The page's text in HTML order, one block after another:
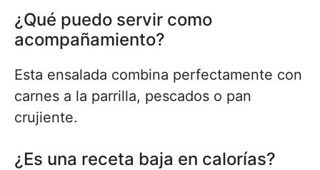
¿Qué puedo servir como
acompañamiento?
Esta ensalada combina perfectamente con
carnes a la parrilla, pescados o pan
crujiente.
¿Es una receta baja en calorías?